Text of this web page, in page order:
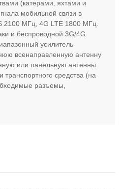
(катерами, яхтами и
мобильной связи в
2100 МГц, 4G LTE 1800 МГц.
и беспроводной 3G/4G
усилитель
всенаправленную антенну
или панельную антенны
транспортного средства (на
разъемы,